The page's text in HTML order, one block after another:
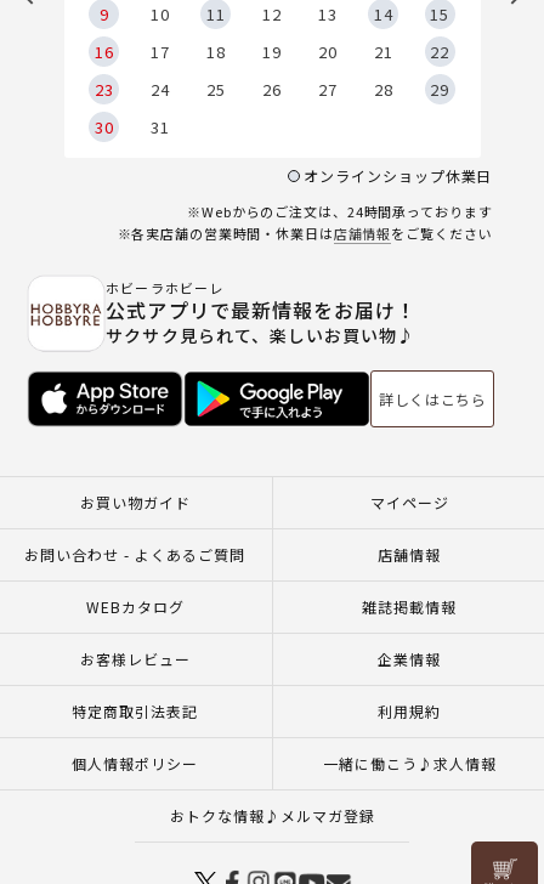
リリヤン
9
10 11 12 13 14
15
16
17 18 19 20 21
22
23
24 25 26 27 28
29
30
31
オンラインショップ休業日
※Webからのご注文は、24時間承っております
※各実店舗の営業時間・休業日は店舗情報をご覧ください
ホビーラホビーレ
公式アプリで最新情報をお届け！
サクサク見られて、楽しいお買い物♪
詳しくはこちら
お買い物ガイド マイページ
お問い合わせ - よくあるご質問 店舗情報
WEBカタログ 雑誌掲載情報
お客様レビュー 企業情報
特定商取引法表記 利用規約
個人情報ポリシー 一緒に働こう♪求人情報
おトクな情報♪メルマガ登録